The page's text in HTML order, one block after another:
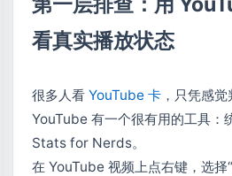
看真实播放状态
很多人看 YouTube 卡 ，只凭感觉
YouTube 有一个很有用的工具：
Stats for Nerds。
在 YouTube 视频上点右键，选择